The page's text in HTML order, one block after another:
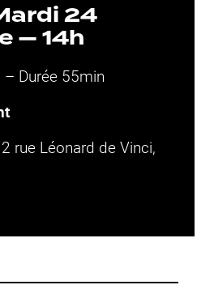
24
— 14h
– Durée 55min
rue Léonard de Vinci,